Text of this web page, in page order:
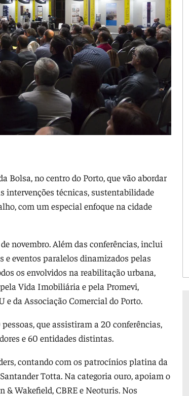
Bolsa, no centro do Porto, que vão abordar
intervenções técnicas, sustentabilidade
com um especial enfoque na cidade
novembro. Além das conferências, inclui
eventos paralelos dinamizados pelas
os envolvidos na reabilitação urbana,
Vida Imobiliária e pela Promevi,
e da Associação Comercial do Porto.
que assistiram a 20 conferências,
e 60 entidades distintas.
contando com os patrocínios platina da
Totta. Na categoria ouro, apoiam o
& Wakefield, CBRE e Neoturis. Nos